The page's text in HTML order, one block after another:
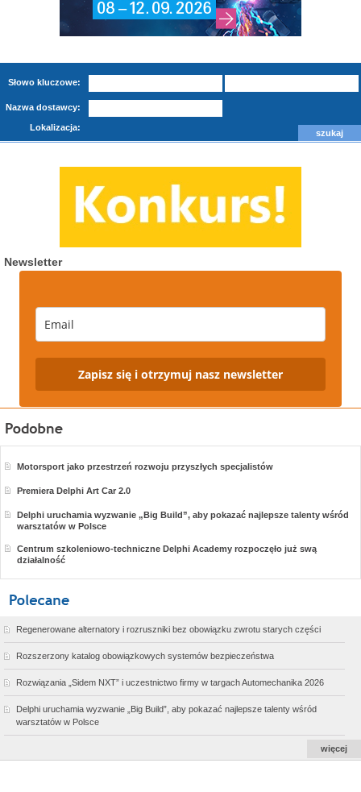
Słowo kluczowe:
Nazwa dostawcy:
Lokalizacja:
Newsletter
Zapisz się i otrzymuj nasz newsletter
Motorsport jako przestrzeń rozwoju przyszłych specjalistów
Premiera Delphi Art Car 2.0
Delphi uruchamia wyzwanie „Big Build”, aby pokazać najlepsze talenty wśród
warsztatów w Polsce
Centrum szkoleniowo-techniczne Delphi Academy rozpoczęło już swą
działalność
Regenerowane alternatory i rozruszniki bez obowiązku zwrotu starych części
Rozszerzony katalog obowiązkowych systemów bezpieczeństwa
Rozwiązania „Sidem NXT” i uczestnictwo firmy w targach Automechanika 2026
Delphi uruchamia wyzwanie „Big Build”, aby pokazać najlepsze talenty wśród
warsztatów w Polsce
więcej